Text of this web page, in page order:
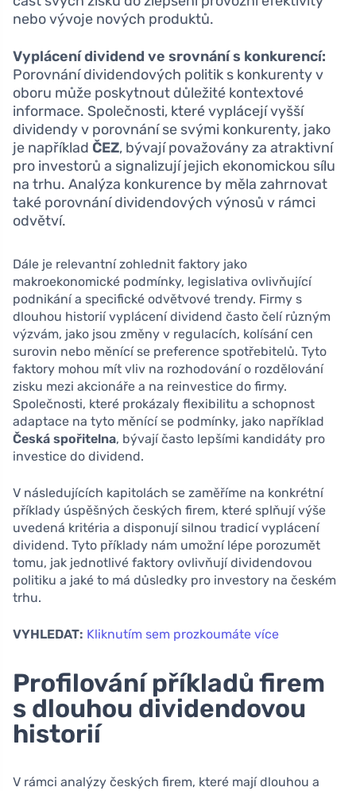
nebo vývoje nových produktů.
Vyplácení dividend ve srovnání s konkurencí:
Porovnání dividendových politik s konkurenty v
oboru může poskytnout důležité kontextové
informace. Společnosti, které vyplácejí vyšší
dividendy v porovnání se svými konkurenty, jako
je například ČEZ, bývají považovány za atraktivní
pro investorů a signalizují jejich ekonomickou sílu
na trhu. Analýza konkurence by měla zahrnovat
také porovnání dividendových výnosů v rámci
odvětví.
Dále je relevantní zohlednit faktory jako
makroekonomické podmínky, legislativa ovlivňující
podnikání a specifické odvětvové trendy. Firmy s
dlouhou historií vyplácení dividend často čelí různým
výzvám, jako jsou změny v regulacích, kolísání cen
surovin nebo měnící se preference spotřebitelů. Tyto
faktory mohou mít vliv na rozhodování o rozdělování
zisku mezi akcionáře a na reinvestice do firmy.
Společnosti, které prokázaly flexibilitu a schopnost
adaptace na tyto měnící se podmínky, jako například
Česká spořitelna, bývají často lepšími kandidáty pro
investice do dividend.
V následujících kapitolách se zaměříme na konkrétní
příklady úspěšných českých firem, které splňují výše
uvedená kritéria a disponují silnou tradicí vyplácení
dividend. Tyto příklady nám umožní lépe porozumět
tomu, jak jednotlivé faktory ovlivňují dividendovou
politiku a jaké to má důsledky pro investory na českém
trhu.
VYHLEDAT: Kliknutím sem prozkoumáte více
Profilování příkladů firem
s dlouhou dividendovou
historií
V rámci analýzy českých firem, které mají dlouhou a